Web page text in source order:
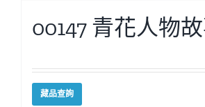
00147 青花人物
藏品查詢